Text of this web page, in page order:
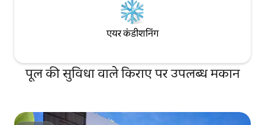
एयर कंडीशनिंग
पूल की सुविधा वाले किराए पर उपलब्ध मकान